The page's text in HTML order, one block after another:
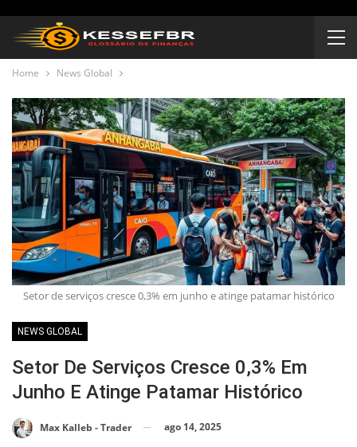
Home News Global
Setor de serviços cresce 0,3% em junho e atinge patamar histórico
NEWS GLOBAL
Setor De Serviços Cresce 0,3% Em
Junho E Atinge Patamar Histórico
Max Kalleb - Trader ago 14, 2025